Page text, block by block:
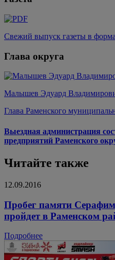
Свежий выпуск газеты в
Глава округа
Малышев Эдуард
Глава Раменского
Выездная администрация
предприятий Раменского
Читайте также
12.09.2016
Пробег памяти
пройдет в Раменском
Подробнее